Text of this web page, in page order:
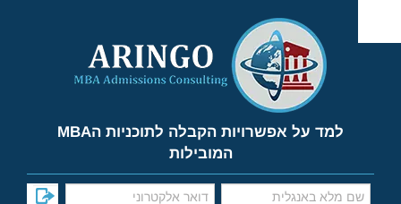
content
למד על אפשרויות הקבלה לתוכניות הMBA
המובילות